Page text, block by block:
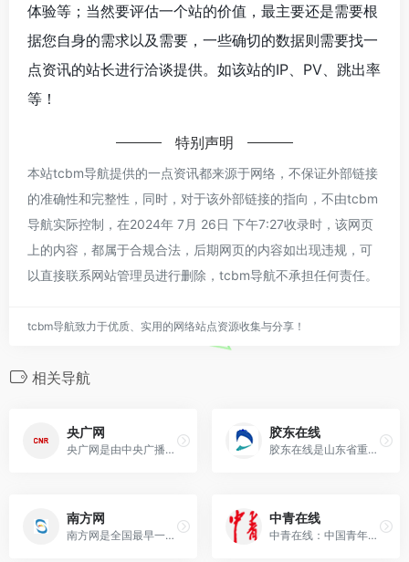
体验等；当然要评估一个站的价值，最主要还是需要根
据您自身的需求以及需要，一些确切的数据则需要找一
点资讯的站长进行洽谈提供。如该站的IP、PV、跳出率
等！
特别声明
本站tcbm导航提供的一点资讯都来源于网络，不保证外部链接
的准确性和完整性，同时，对于该外部链接的指向，不由tcbm
导航实际控制，在2024年 7月 26日 下午7:27收录时，该网页
上的内容，都属于合规合法，后期网页的内容如出现违规，可
以直接联系网站管理员进行删除，tcbm导航不承担任何责任。
tcbm导航致力于优质、实用的网络站点资源收集与分享！
相关导航
央广网
央广网是由中央广播电视总台主办的，中国最大的以有声资讯为特色的综合新闻网站，是中央重点新闻网站和中国最具影响力的网络媒体之一，旨在“讲好中国故事，传播中国声音”
胶东在线
胶东在线是山东省重点新闻网站网站，是网友了解烟台的首选网络媒体
南方网
南方网是全国最早一批创办的重点新闻网站，是广东省委机关网，由广东省委宣传部主管、南方报业传媒集团主办，是国内领先的以新闻为核心、技术引领、创新驱动的科技型主流网
中青在线
中青在线：中国青年报官网 24小时中青报。宗旨：推动社会进步 服务青年成长。中国青年的主流新闻网。